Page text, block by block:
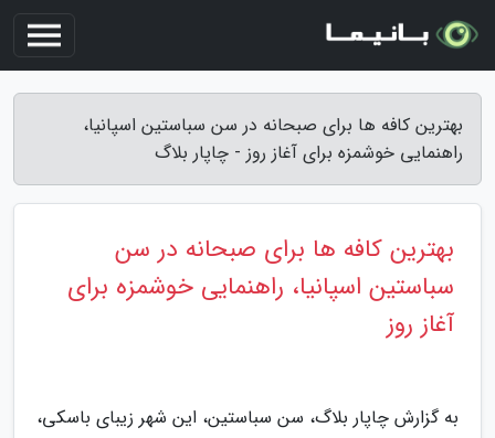
بهترین کافه ها برای صبحانه در سن سباستین اسپانیا،
راهنمایی خوشمزه برای آغاز روز - چاپار بلاگ
بهترین کافه ها برای صبحانه در سن
سباستین اسپانیا، راهنمایی خوشمزه برای
آغاز روز
به گزارش چاپار بلاگ، سن سباستین، این شهر زیبای باسکی،